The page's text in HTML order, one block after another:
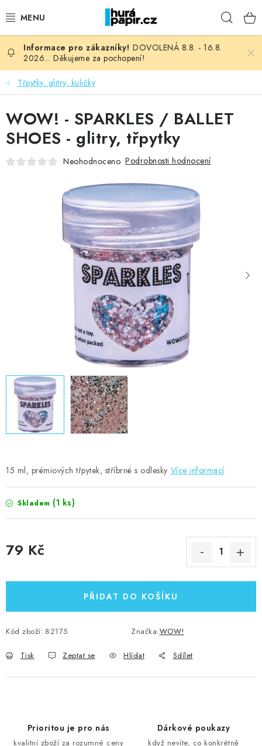
na
NOVINKY
HURÁ DÍLNA
VŠECHNO ZBOŽÍ
KNIHAŘSKÝ MATERIÁL
FOTORECENZE
MOJE OBJEDNÁVKA
Kontakty Moje objednávka
Hodnocení obchodu
Obchodní podmínky
Podmínky ochrany osobních údajů
Ověřování recenzí
Jak nakupovat
DOVOLENÁ 8.8. - 16.8.
2026... Děkujeme za pochopení!
Třpytky, glitry, kuličky
15 ml, prémiových třpytek, stříbrné s odlesky Více informací
Skladem (1 ks)
79 Kč
PŘIDAT DO KOŠÍKU
Kód zboží: 82175 Značka:WOW!
Tisk Zeptat se Hlídat Sdílet
WOW! - SPARKLES / BALLET
SHOES - glitry, třpytky
Neohodnoceno Podrobnosti hodnocení
Prioritou je pro nás
kvalitní zboží za rozumné ceny
Dárkové poukazy
když nevíte, co konkrétně